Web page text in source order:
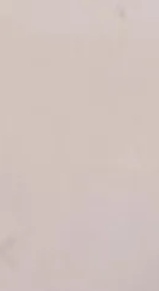
Los
Los
que